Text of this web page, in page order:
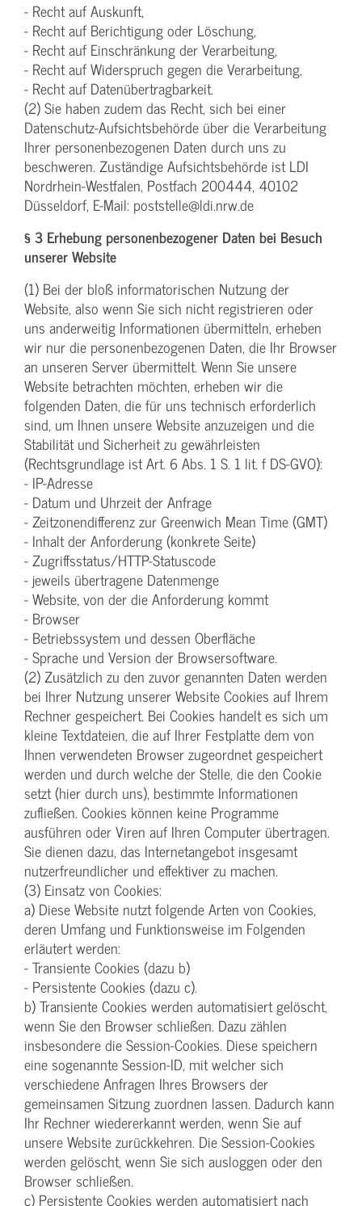
- Recht auf Auskunft,
- Recht auf Berichtigung oder Löschung,
- Recht auf Einschränkung der Verarbeitung,
- Recht auf Widerspruch gegen die Verarbeitung,
- Recht auf Datenübertragbarkeit.
(2) Sie haben zudem das Recht, sich bei einer
Datenschutz-Aufsichtsbehörde über die Verarbeitung
Ihrer personenbezogenen Daten durch uns zu
beschweren. Zuständige Aufsichtsbehörde ist LDI
Nordrhein-Westfalen, Postfach 200444, 40102
Düsseldorf, E-Mail: poststelle@ldi.nrw.de
§ 3 Erhebung personenbezogener Daten bei Besuch
unserer Website
(1) Bei der bloß informatorischen Nutzung der
Website, also wenn Sie sich nicht registrieren oder
uns anderweitig Informationen übermitteln, erheben
wir nur die personenbezogenen Daten, die Ihr Browser
an unseren Server übermittelt. Wenn Sie unsere
Website betrachten möchten, erheben wir die
folgenden Daten, die für uns technisch erforderlich
sind, um Ihnen unsere Website anzuzeigen und die
Stabilität und Sicherheit zu gewährleisten
(Rechtsgrundlage ist Art. 6 Abs. 1 S. 1 lit. f DS-GVO):
- IP-Adresse
- Datum und Uhrzeit der Anfrage
- Zeitzonendifferenz zur Greenwich Mean Time (GMT)
- Inhalt der Anforderung (konkrete Seite)
- Zugriffsstatus/HTTP-Statuscode
- jeweils übertragene Datenmenge
- Website, von der die Anforderung kommt
- Browser
- Betriebssystem und dessen Oberfläche
- Sprache und Version der Browsersoftware.
(2) Zusätzlich zu den zuvor genannten Daten werden
bei Ihrer Nutzung unserer Website Cookies auf Ihrem
Rechner gespeichert. Bei Cookies handelt es sich um
kleine Textdateien, die auf Ihrer Festplatte dem von
Ihnen verwendeten Browser zugeordnet gespeichert
werden und durch welche der Stelle, die den Cookie
setzt (hier durch uns), bestimmte Informationen
zufließen. Cookies können keine Programme
ausführen oder Viren auf Ihren Computer übertragen.
Sie dienen dazu, das Internetangebot insgesamt
nutzerfreundlicher und effektiver zu machen.
(3) Einsatz von Cookies:
a) Diese Website nutzt folgende Arten von Cookies,
deren Umfang und Funktionsweise im Folgenden
erläutert werden:
- Transiente Cookies (dazu b)
- Persistente Cookies (dazu c).
b) Transiente Cookies werden automatisiert gelöscht,
wenn Sie den Browser schließen. Dazu zählen
insbesondere die Session-Cookies. Diese speichern
eine sogenannte Session-ID, mit welcher sich
verschiedene Anfragen Ihres Browsers der
gemeinsamen Sitzung zuordnen lassen. Dadurch kann
Ihr Rechner wiedererkannt werden, wenn Sie auf
unsere Website zurückkehren. Die Session-Cookies
werden gelöscht, wenn Sie sich ausloggen oder den
Browser schließen.
c) Persistente Cookies werden automatisiert nach